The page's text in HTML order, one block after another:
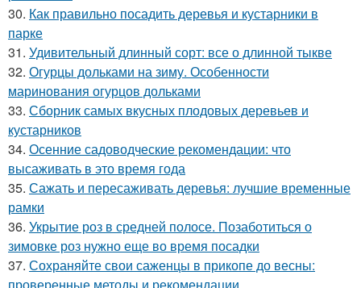
30. Как правильно посадить деревья и кустарники в
парке
31. Удивительный длинный сорт: все о длинной тыкве
32. Огурцы дольками на зиму. Особенности
маринования огурцов дольками
33. Сборник самых вкусных плодовых деревьев и
кустарников
34. Осенние садоводческие рекомендации: что
высаживать в это время года
35. Сажать и пересаживать деревья: лучшие временные
рамки
36. Укрытие роз в средней полосе. Позаботиться о
зимовке роз нужно еще во время посадки
37. Сохраняйте свои саженцы в прикопе до весны: